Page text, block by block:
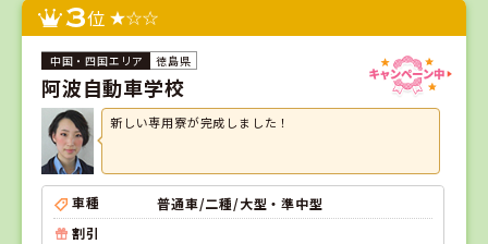
3位
徳島県
阿波自動車学校
新しい専用寮が完成しました！
車種
普通車/二種/大型・準中型
割引